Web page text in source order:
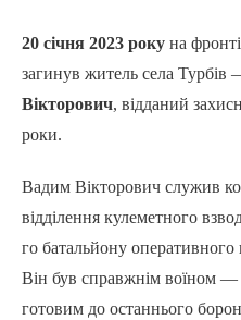
20 січня 2023 року на
загинув житель села Турбів
Вікторович, відданий
роки.
Вадим Вікторович служив
відділення кулеметного
го батальйону оперативного
Він був справжнім воїном —
готовим до останнього